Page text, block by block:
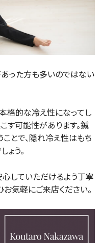
った方も多いのではない
格的な冷え性になってし
す可能性があります。鍼
とで、隠れ冷え性はもち
ょう。
していただけるよう丁寧
気軽にご来店ください。